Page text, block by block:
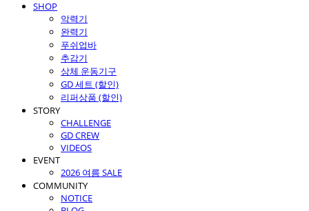
SHOP
악력기
완력기
푸쉬업바
추감기
상체 운동기구
GD 세트 (할인)
리퍼상품 (할인)
STORY
CHALLENGE
GD CREW
VIDEOS
EVENT
2026 여름 SALE
COMMUNITY
NOTICE